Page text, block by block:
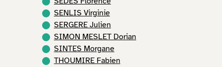
SENLIS Virginie
SERGERE Julien
SIMON MESLET Dorian
SINTES Morgane
THOUMIRE Fabien